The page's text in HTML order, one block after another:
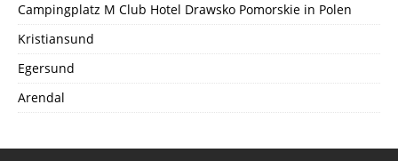
Campingplatz M Club Hotel Drawsko Pomorskie in Polen
Kristiansund
Egersund
Arendal